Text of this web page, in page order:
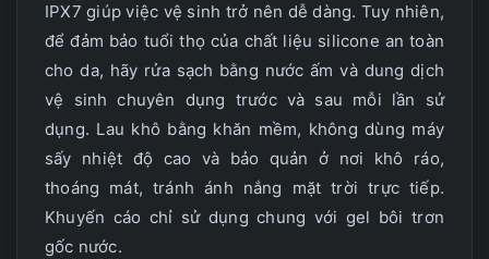
IPX7 giúp việc vệ sinh trở nên dễ dàng. Tuy nhiên,
để đảm bảo tuổi thọ của chất liệu silicone an toàn
cho da, hãy rửa sạch bằng nước ấm và dung dịch
vệ sinh chuyên dụng trước và sau mỗi lần sử
dụng. Lau khô bằng khăn mềm, không dùng máy
sấy nhiệt độ cao và bảo quản ở nơi khô ráo,
thoáng mát, tránh ánh nắng mặt trời trực tiếp.
Khuyến cáo chỉ sử dụng chung với gel bôi trơn
gốc nước.